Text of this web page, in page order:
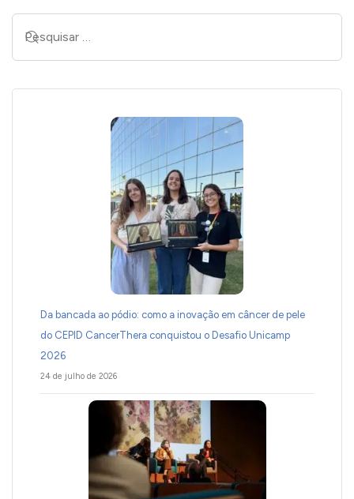
Da bancada ao pódio: como a inovação em câncer de pele
do CEPID CancerThera conquistou o Desafio Unicamp
2026
24 de julho de 2026